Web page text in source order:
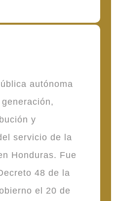
autónoma
y
servicio de la
Honduras. Fue
48 de la
el 20 de